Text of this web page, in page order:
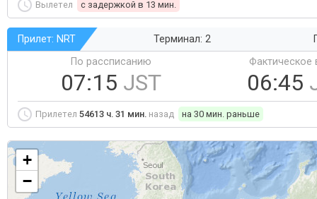
Вылетел c задержкой в 13 мин.
Прилет: NRT Терминал: 2
По рассписанию
07:15 JST
Фактическое
06:45
Прилетел 54613 ч. 31 мин. назад на 30 мин. раньше
+
−